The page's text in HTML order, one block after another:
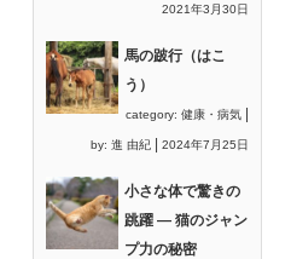
2021年3月30日
馬の跛行（はこ
う）
category: 健康・病気
by: 進 由紀 2024年7月25日
小さな体で驚きの
跳躍 ― 猫のジャン
プ力の秘密